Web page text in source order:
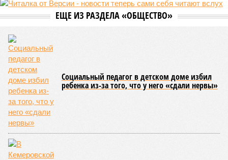
порталов, первую очередь ЖК строители обещают сдать к
декабрю 2026 г., вторую – к марту 2028-го. Но никто при
сроки должны материализоваться? На строительной
площадке, по свидетельствам дольщиков, регулярно
бывающих у забора, какая-либо техника отсутствует. Ни
бетононасосов, ни работающих кранов, ни признаков
мобилизации подрядчиков. При том, что до «декабря 2026»
осталось менее полугода.
Если в «Сказочном лесу» техзаказчик публично
отчитывался о поэтапной готовности – 90%, затем 97%, с
конкретными инженерными работами (усиление
монолитных конструкций, устранение проектных ошибок) –
то по «Станции Л» подобной публичной отчётности